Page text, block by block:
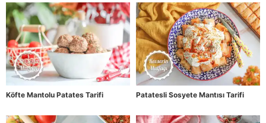
Köfte Mantolu Patates Tarifi Patatesli Sosyete Mantısı Tarifi